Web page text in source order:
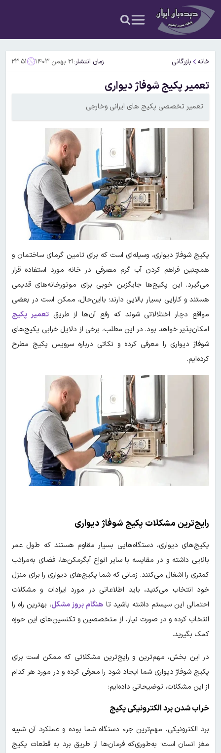
خانه بازرگانی زمان انتشار:۲۱ بهمن ۱۴۰۳ ۲۳:۵۱
تعمیر پکیج شوفاژ دیواری
تعمیر تخصصی پکیج های ایرانی وخارجی
پکیج شوفاژ دیواری، وسیله‌ای است که برای تامین گرمای ساختمان و
همچنین فراهم کردن آب گرم مصرفی در خانه مورد استفاده قرار
می‌گیرد. این پکیج‌ها جایگزین خوبی برای موتورخانه‌های قدیمی
هستند و کارایی بسیار بالایی دارند؛ با‌این‌حال، ممکن است در بعضی
مواقع دچار اختلالاتی شوند که رفع آن‌ها از طریقتعمیر پکیج
امکان‌پذیر خواهد بود. در این مطلب، برخی از دلایل خرابی پکیج‌های
شوفاژ دیواری را معرفی کرده و نکاتی درباره سرویس پکیج مطرح
کرده‌ایم.
رایج‌ترین مشکلات پکیج شوفاژ دیواری
پکیج‌های دیواری، دستگاه‌هایی بسیار مقاوم هستند که طول عمر
بالایی داشته و در مقایسه با سایر انواع آبگرمکن‌ها، فضای به‌مراتب
کمتری را اشغال می‌کنند. زمانی که شما پکیج‌های دیواری را برای منزل
خود انتخاب می‌کنید، باید اطلاعاتی در مورد ایرادات و مشکلات
احتمالی این سیستم داشته باشید تا هنگام بروز مشکل، بهترین راه را
انتخاب کرده و در صورت نیاز، از متخصصین و تکنسین‌های این حوزه
کمک بگیرید.
در این بخش، مهم‌ترین و رایج‌ترین مشکلاتی که ممکن است برای
پکیج شوفاژ دیواری شما ایجاد شود را معرفی کرده و در مورد هر کدام
از این مشکلات، توضیحاتی داده‌ایم:
خراب شدن برد الکترونیکی پکیج
برد الکترونیکی، مهم‌ترین جزء دستگاه شما بوده و عملکرد آن شبیه
مغز انسان است؛ به‌طوری‌که فرمان‌ها از طریق برد به قطعات پکیج